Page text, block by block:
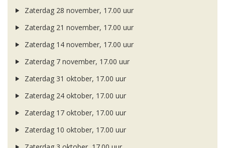
Zaterdag 28 november, 17.00 uur
Zaterdag 21 november, 17.00 uur
Zaterdag 14 november, 17.00 uur
Zaterdag 7 november, 17.00 uur
Zaterdag 31 oktober, 17.00 uur
Zaterdag 24 oktober, 17.00 uur
Zaterdag 17 oktober, 17.00 uur
Zaterdag 10 oktober, 17.00 uur